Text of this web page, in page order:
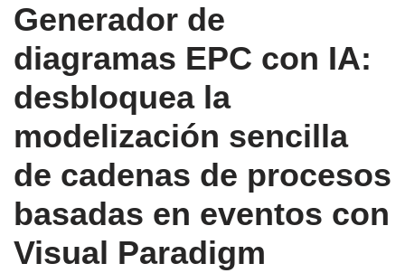
Generador de
diagramas EPC con IA:
desbloquea la
modelización sencilla
de cadenas de procesos
basadas en eventos con
Visual Paradigm